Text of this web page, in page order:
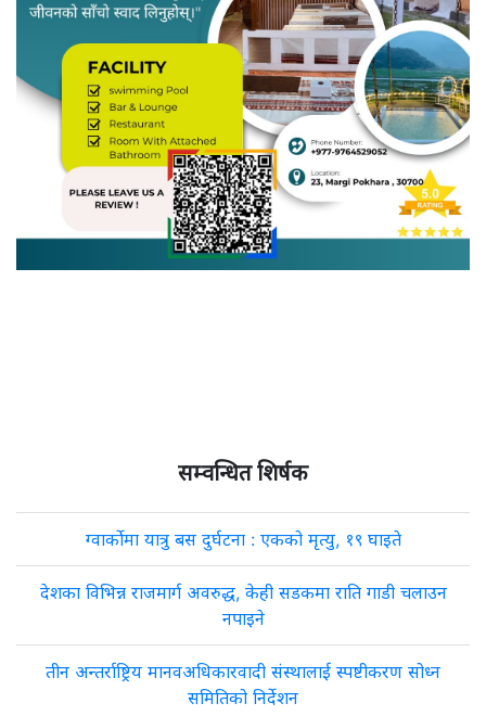
सम्वन्धित शिर्षक
ग्वार्कोमा यात्रु बस दुर्घटना : एकको मृत्यु, १९ घाइते
देशका विभिन्न राजमार्ग अवरुद्ध, केही सडकमा राति गाडी चलाउन
नपाइने
तीन अन्तर्राष्ट्रिय मानवअधिकारवादी संस्थालाई स्पष्टीकरण सोध्न
समितिको निर्देशन